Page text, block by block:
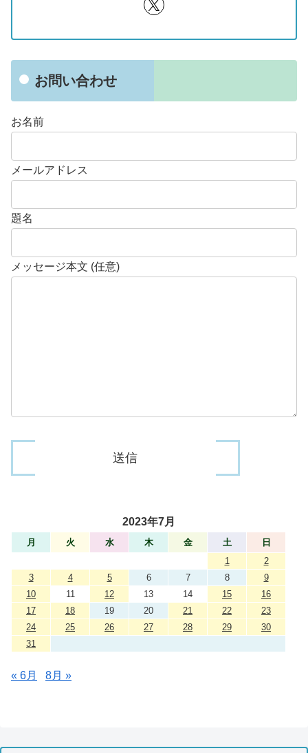
お問い合わせ
お名前
メールアドレス
題名
メッセージ本文 (任意)
2023年7月
月 火 水 木 金 土
日
1
2
3
4 5 6 7 8
9
10
11 12 13 14 15
16
17
18 19 20 21 22
23
24
25 26 27 28 29
30
31
« 6月 8月 »